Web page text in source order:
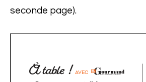
seconde page).